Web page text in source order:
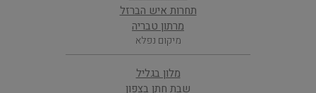
תחרות איש הברזל
מרתון טבריה
מיקום נפלא
מלון בגליל
שבת חתן בצפון